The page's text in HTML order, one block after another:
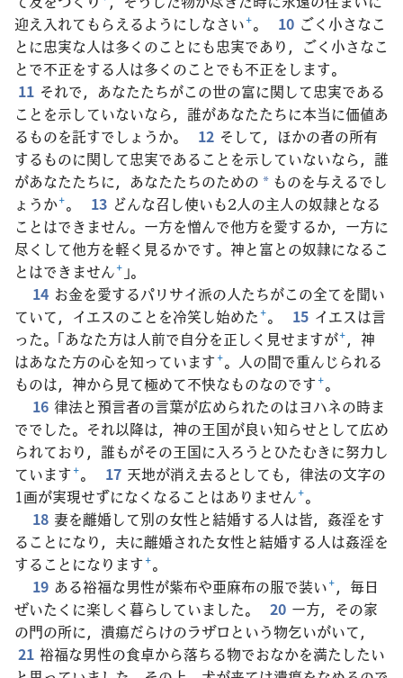
迎え入れてもらえるようにしなさい+。 10 ごく小さなこ
とに忠実な人は多くのことにも忠実であり，ごく小さなこ
とで不正をする人は多くのことでも不正をします。
11 それで，あなたたちがこの世の富に関して忠実である
ことを示していないなら，誰があなたたちに本当に価値あ
るものを託すでしょうか。
12 そして，ほかの者の所有
するものに関して忠実であることを示していないなら，誰
があなたたちに，あなたたちのための * ものを与えるでし
ょうか+。 13 どんな召し使いも2人の主人の奴隷となる
ことはできません。一方を憎んで他方を愛するか，一方に
尽くして他方を軽く見るかです。神と富との奴隷になるこ
とはできません+ 」。
14 お金を愛するパリサイ派の人たちがこの全てを聞い
ていて，イエスのことを冷笑し始めた+。 15 イエスは言
った。「あなた方は人前で自分を正しく見せますが+，神
はあなた方の心を知っています+。人の間で重んじられる
ものは，神から見て極めて不快なものなのです+。
16 律法と預言者の言葉が広められたのはヨハネの時ま
ででした。それ以降は，神の王国が良い知らせとして広め
られており，誰もがその王国に入ろうとひたむきに努力し
ています+。 17 天地が消え去るとしても，律法の文字の
1画が実現せずになくなることはありません+。
18 妻を離婚して別の女性と結婚する人は皆，姦淫をす
ることになり，夫に離婚された女性と結婚する人は姦淫を
することになります+。
19 ある裕福な男性が紫布や亜麻布の服で装い+，毎日
ぜいたくに楽しく暮らしていました。
20 一方，その家
の門の所に，潰瘍だらけのラザロという物乞いがいて，
21 裕福な男性の食卓から落ちる物でおなかを満たしたい